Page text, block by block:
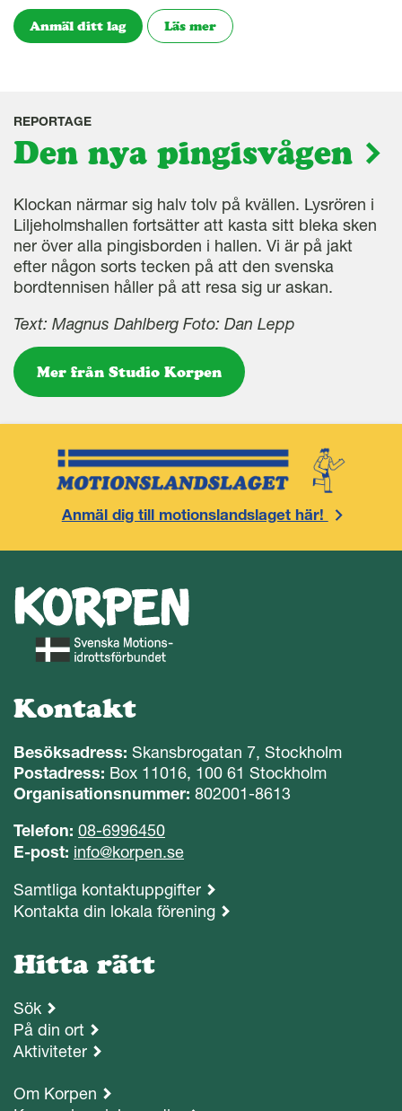
Anmäl ditt lag Läs mer
REPORTAGE
Den nya pingisvågen
Klockan närmar sig halv tolv på kvällen. Lysrören i
Liljeholmshallen fortsätter att kasta sitt bleka sken
ner över alla pingisborden i hallen. Vi är på jakt
efter någon sorts tecken på att den svenska
bordtennisen håller på att resa sig ur askan.
Text: Magnus Dahlberg Foto: Dan Lepp
Mer från Studio Korpen
Anmäl dig till motionslandslaget här!
Kontakt
Besöksadress: Skansbrogatan 7, Stockholm
Postadress: Box 11016, 100 61 Stockholm
Organisationsnummer: 802001-8613
Telefon: 08-6996450
E-post: info@korpen.se
Samtliga kontaktuppgifter
Kontakta din lokala förening
Hitta rätt
Sök
På din ort
Aktiviteter
Om Korpen